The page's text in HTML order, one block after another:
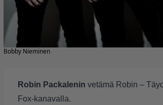
Bobby Nieminen
Robin Packalenin vetämä Robin –
Fox-kanavalla.